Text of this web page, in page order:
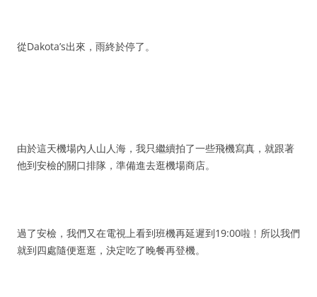
從Dakota’s出來，雨終於停了。
由於這天機場內人山人海，我只繼續拍了一些飛機寫真，就跟著
他到安檢的關口排隊，準備進去逛機場商店。
過了安檢，我們又在電視上看到班機再延遲到19:00啦﹗所以我們
就到四處隨便逛逛，決定吃了晚餐再登機。